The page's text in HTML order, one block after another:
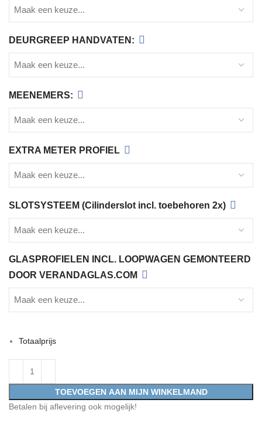
DEURGREEP HANDVATEN:
MEENEMERS:
EXTRA METER PROFIEL
SLOTSYSTEEM (Cilinderslot incl. toebehoren 2x)
GLASPROFIELEN INCL. LOOPWAGEN GEMONTEERD
DOOR VERANDAGLAS.COM
Totaalprijs
TOEVOEGEN AAN MIJN WINKELMAND
Betalen bij aflevering ook mogelijk!